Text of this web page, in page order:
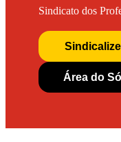
Sindicato dos
Área do